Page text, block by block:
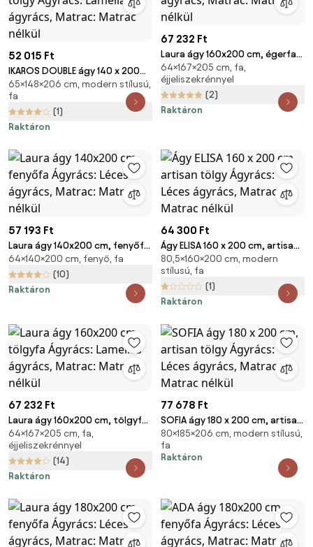
52 015 Ft
IKAROS DOUBLE ágy 140 x 200
cm, fehér/trüffel tölgy Ágyrács:
Lamellás ágyrács, Matrac:
Matrac nélkül
65×148×206 cm, modern stílusú,
fa
(1)
Raktáron
67 232 Ft
Laura ágy 160x200 cm, égerfa
Ágyrács: Lamellás ágyrács,
Matrac: Matrac nélkül
64×167×205 cm, fa,
éjjeliszekrénnyel
(2)
Raktáron
57 193 Ft
Laura ágy 140x200 cm, fenyőfa
Ágyrács: Léces ágyrács,
Matrac: Matrac nélkül
64×140×200 cm, fenyő, fa
(10)
Raktáron
64 300 Ft
Ágy ELISA 160 x 200 cm, artisan
tölgy Ágyrács: Léces ágyrács,
Matrac: Matrac nélkül
80,5×160×200 cm, modern
stílusú, fa
(1)
Raktáron
67 232 Ft
Laura ágy 160x200 cm, tölgyfa
Ágyrács: Lamellás ágyrács,
Matrac: Matrac nélkül
64×167×205 cm, fa,
éjjeliszekrénnyel
(14)
Raktáron
77 678 Ft
SOFIA ágy 180 x 200 cm, artisan
tölgy Ágyrács: Léces ágyrács,
Matrac: Matrac nélkül
80×185×206 cm, modern stílusú,
fa
Raktáron